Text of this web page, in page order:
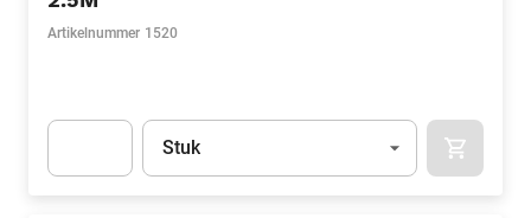
Artikelnummer 1520
Eenheid
Stuk